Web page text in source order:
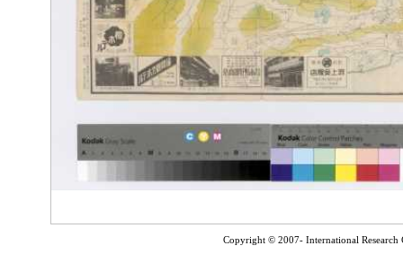
Copyright © 2007- International Research